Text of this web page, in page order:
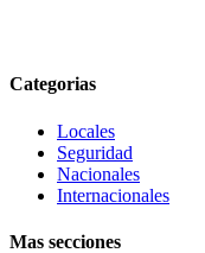
Categorias
Locales
Seguridad
Nacionales
Internacionales
Mas secciones